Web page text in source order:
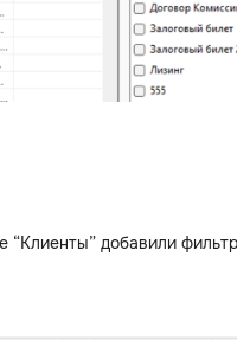
“Клиенты” добавили